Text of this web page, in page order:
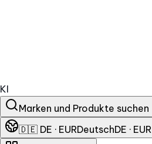
KI
Marken und Produkte suchen
🇩🇪 DE · EURDeutschDE · EUR